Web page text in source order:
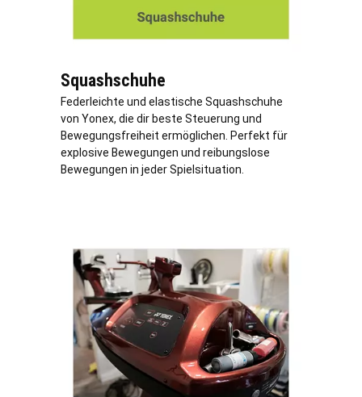
Squashschuhe
Federleichte und elastische Squashschuhe
von Yonex, die dir beste Steuerung und
Bewegungsfreiheit ermöglichen. Perfekt für
explosive Bewegungen und reibungslose
Bewegungen in jeder Spielsituation.